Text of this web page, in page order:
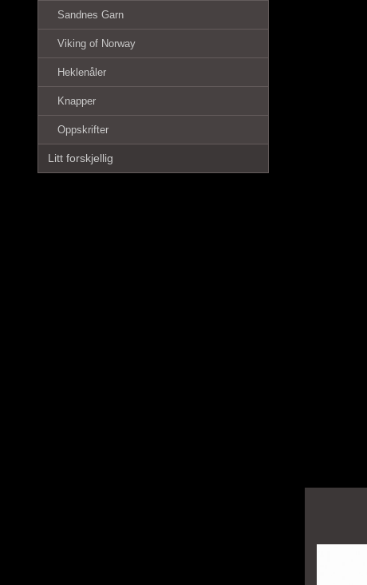
Sandnes Garn
Viking of Norway
Heklenåler
Knapper
Oppskrifter
Litt forskjellig